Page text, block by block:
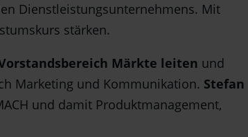
Dienstleistungsunternehmens. Mit
stärken.
Märkte leiten und
Marketing und Kommunikation. Stefan
und damit Produktmanagement,